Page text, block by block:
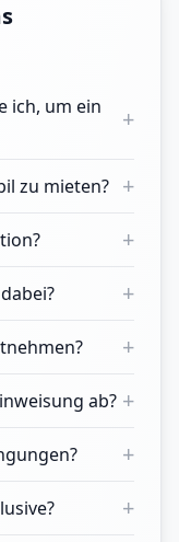
ich, um ein
+
zu mieten? +
+
+
+
ab? +
+
+